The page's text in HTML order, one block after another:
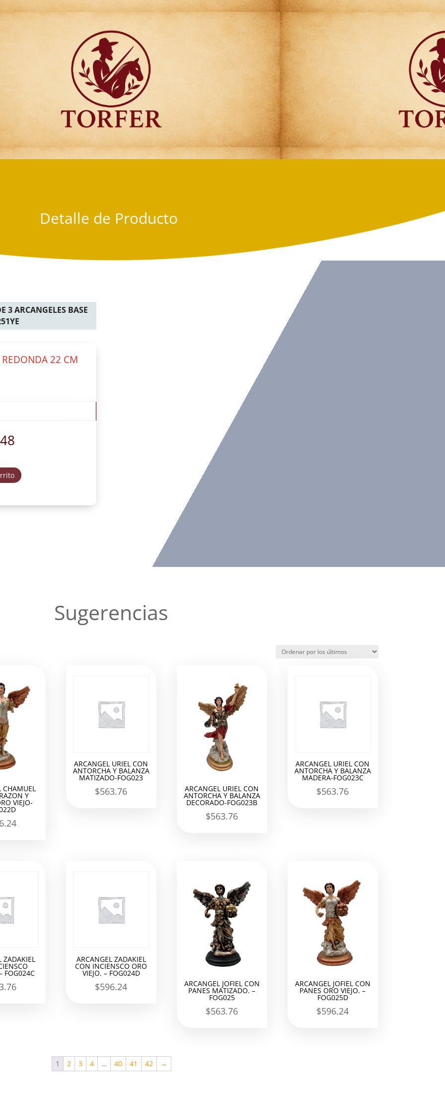
Articulos para Regalo Torfer.
Detalle de Producto
3 ARCANGELES BASE
REDONDA 22 CM
Sugerencias
CHAMUEL
Y
VIEJO-
ARCANGEL URIEL CON
ANTORCHA Y BALANZA
MATIZADO-FOG023
$563.76 ARCANGEL URIEL CON
ANTORCHA Y BALANZA
DECORADO-FOG023B
$563.76
ARCANGEL URIEL CON
ANTORCHA Y BALANZA
MADERA-FOG023C
$563.76
ZADAKIEL
FOG024C
ARCANGEL ZADAKIEL
CON INCIENSCO ORO
VIEJO. – FOG024D
$596.24 ARCANGEL JOFIEL CON
PANES MATIZADO. –
FOG025
$563.76
ARCANGEL JOFIEL CON
PANES ORO VIEJO. –
FOG025D
$596.24
1 2 3 4 … 40 41 42 →